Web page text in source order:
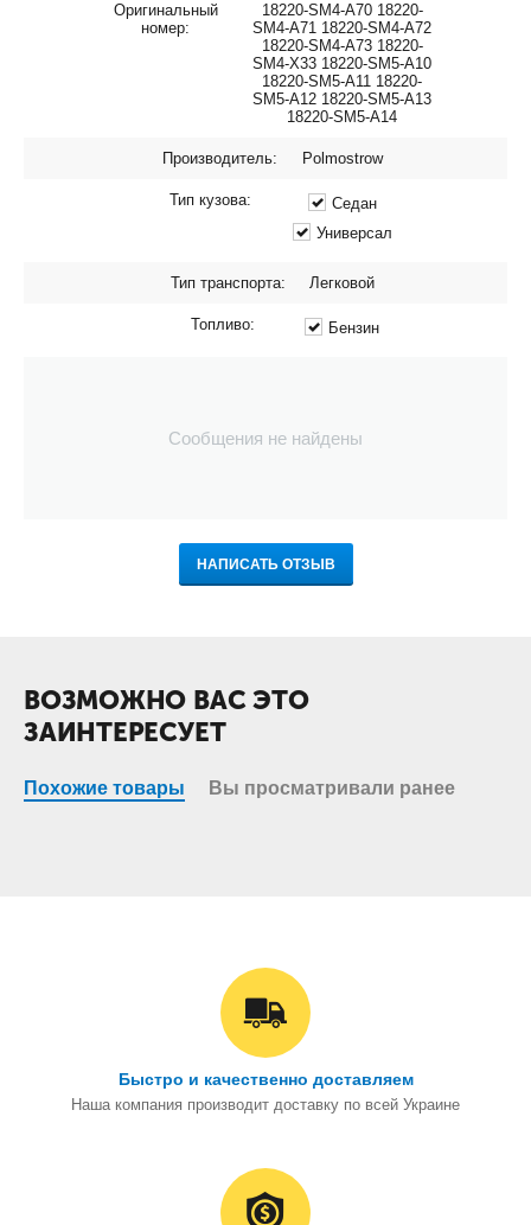
Оригинальный
номер:
18220-SM4-A70 18220-
SM4-A71 18220-SM4-A72
18220-SM4-A73 18220-
SM4-X33 18220-SM5-A10
18220-SM5-A11 18220-
SM5-A12 18220-SM5-A13
18220-SM5-A14
Производитель: Polmostrow
Тип кузова:
Седан
Универсал
Тип транспорта: Легковой
Топливо: Бензин
Сообщения не найдены
НАПИСАТЬ ОТЗЫВ
ВОЗМОЖНО ВАС ЭТО
ЗАИНТЕРЕСУЕТ
Похожие товары Вы просматривали ранее
Быстро и качественно доставляем
Наша компания производит доставку по всей Украине